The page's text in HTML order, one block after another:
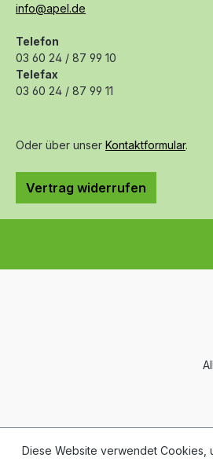
info@apel.de
Telefon
03 60 24 / 87 99 10
Telefax
03 60 24 / 87 99 11
Oder über unser Kontaktformular.
Vertrag widerrufen
Diese Website verwendet Cookies,